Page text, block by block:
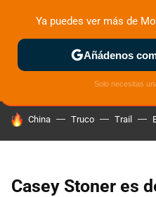
ZONA DE PRUEBAS
HOY SE HABLA DE
China Truco Trail
Casey Stoner es
Ya puedes ver más de
Añádenos
Solo necesitas